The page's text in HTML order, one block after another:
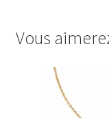
Vous